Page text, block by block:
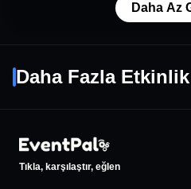
Minik Eller Pizza
Kendi Pizzanı Yarat
Daha Az
Daha Fazla Etkinlik
İstanbul
İstanbul Workshop
Tıkla, karşılaştır, eğlen